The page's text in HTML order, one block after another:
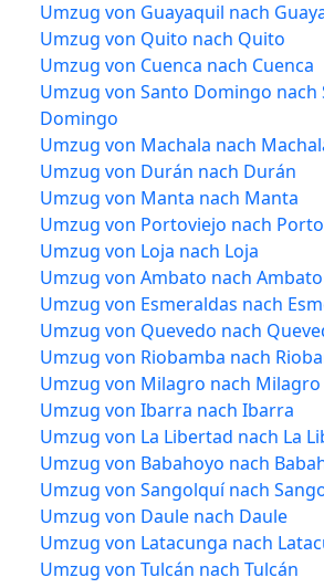
Umzug von Guayaquil nach
Umzug von Quito nach Quito
Umzug von Cuenca nach Cuenca
Umzug von Santo Domingo nach
Domingo
Umzug von Machala nach
Umzug von Durán nach Durán
Umzug von Manta nach Manta
Umzug von Portoviejo nach
Umzug von Loja nach Loja
Umzug von Ambato nach Ambato
Umzug von Esmeraldas nach
Umzug von Quevedo nach
Umzug von Riobamba nach
Umzug von Milagro nach Milagro
Umzug von Ibarra nach Ibarra
Umzug von La Libertad nach La
Umzug von Babahoyo nach
Umzug von Sangolquí nach
Umzug von Daule nach Daule
Umzug von Latacunga nach
Umzug von Tulcán nach Tulcán